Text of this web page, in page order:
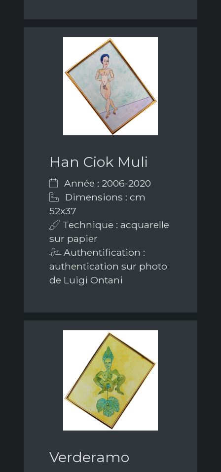
Han Ciok Muli
Année : 2006-2020
Dimensions : cm
52x37
Technique : acquarelle
sur papier
Authentification :
authentication sur photo
de Luigi Ontani
Verderamo